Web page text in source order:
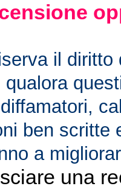
il diritto
ben scritte
a
una